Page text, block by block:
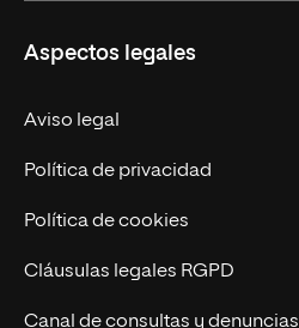
Trabaja en UNIR
Actualidad
Contáctanos
Aspectos legales
Aviso legal
Política de privacidad
Política de cookies
Cláusulas legales RGPD
Canal de consultas y denuncias